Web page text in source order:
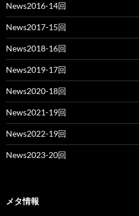
News2016-14回
News2017-15回
News2018-16回
News2019-17回
News2020-18回
News2021-19回
News2022-19回
News2023-20回
メタ情報